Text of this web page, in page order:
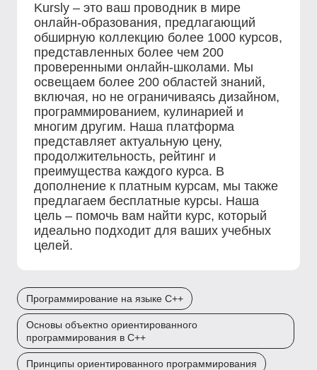
Kursly – это ваш проводник в мире
онлайн-образования, предлагающий
обширную коллекцию более 1000 курсов,
представленных более чем 200
проверенными онлайн-школами. Мы
освещаем более 200 областей знаний,
включая, но не ограничиваясь дизайном,
программированием, кулинарией и
многим другим. Наша платформа
представляет актуальную цену,
продолжительность, рейтинг и
преимущества каждого курса. В
дополнение к платным курсам, мы также
предлагаем бесплатные курсы. Наша
цель – помочь вам найти курс, который
идеально подходит для ваших учебных
целей.
Программирование на языке C++
Основы объектно ориентированного
программирования в C++
Принципы ориентированного программирования